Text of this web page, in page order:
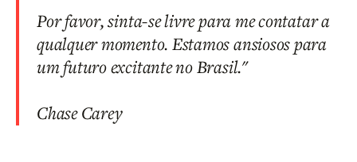
Por favor, sinta-se livre para me contatar a
qualquer momento. Estamos ansiosos para
um futuro excitante no Brasil."
Chase Carey